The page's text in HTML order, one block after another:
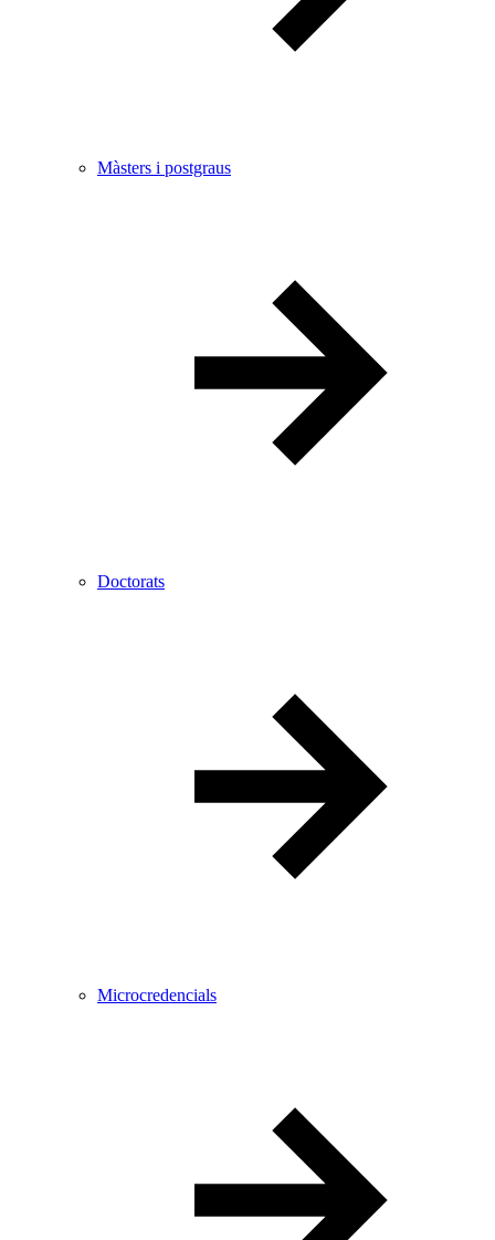
Màsters i postgraus
Doctorats
Microcredencials